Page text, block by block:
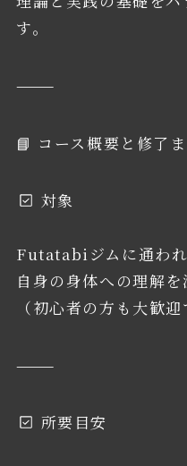
す。
⸻
📘 コース概要と修了
対象
Futatabiジムに通われ
自身の身体への理解
（初心者の方も大歓迎
⸻
所要目安